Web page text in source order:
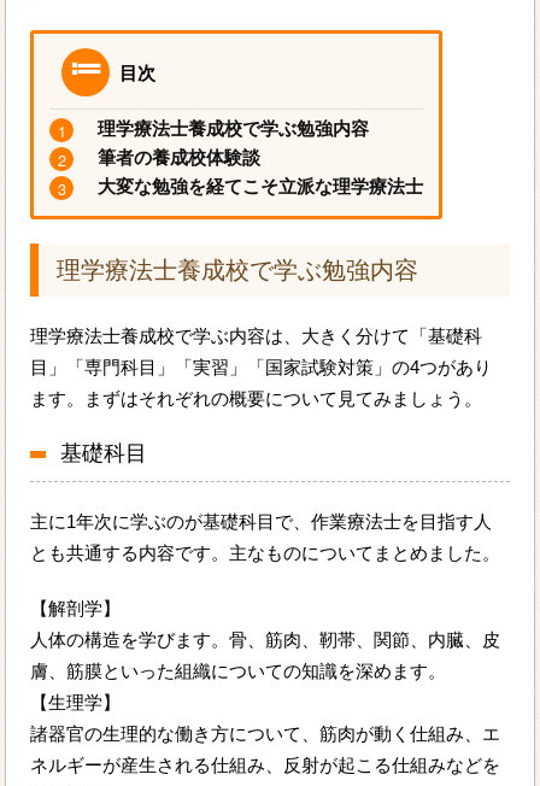
目次
理学療法士養成校で学ぶ勉強内容
筆者の養成校体験談
大変な勉強を経てこそ立派な理学療法士
理学療法士養成校で学ぶ勉強内容
理学療法士養成校で学ぶ内容は、大きく分けて「基礎科
目」「専門科目」「実習」「国家試験対策」の4つがあり
ます。まずはそれぞれの概要について見てみましょう。
基礎科目
主に1年次に学ぶのが基礎科目で、作業療法士を目指す人
とも共通する内容です。主なものについてまとめました。
【解剖学】
人体の構造を学びます。骨、筋肉、靭帯、関節、内臓、皮
膚、筋膜といった組織についての知識を深めます。
【生理学】
諸器官の生理的な働き方について、筋肉が動く仕組み、エ
ネルギーが産生される仕組み、反射が起こる仕組みなどを